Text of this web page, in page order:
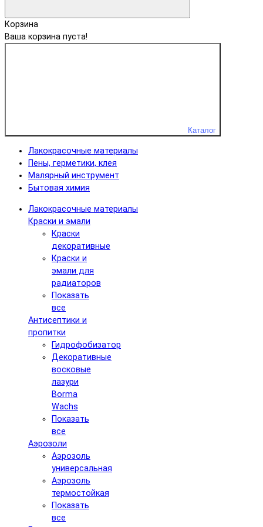
Корзина
Ваша корзина пуста!
Каталог
Лакокрасочные материалы
Пены, герметики, клея
Малярный инструмент
Бытовая химия
Лакокрасочные материалы
Краски и эмали
Краски
декоративные
Краски и
эмали для
радиаторов
Показать
все
Антисептики и
пропитки
Гидрофобизатор
Декоративные
восковые
лазури
Borma
Wachs
Показать
все
Аэрозоли
Аэрозоль
универсальная
Аэрозоль
термостойкая
Показать
все